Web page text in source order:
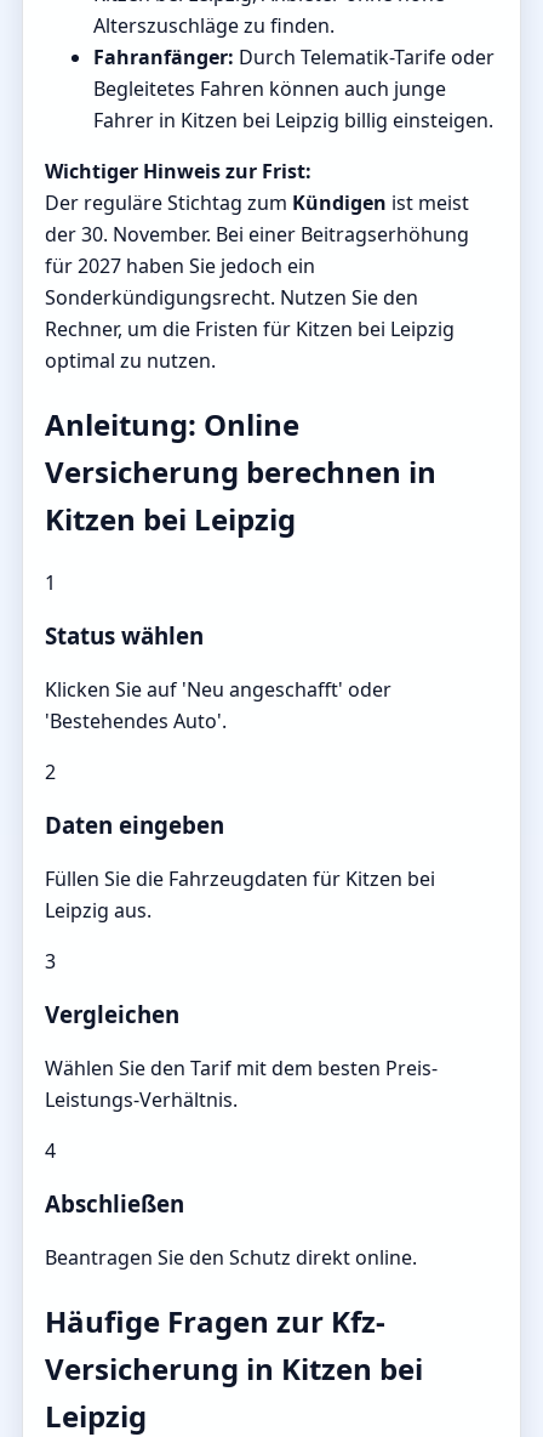
Alterszuschläge zu finden.
Fahranfänger: Durch Telematik-Tarife oder
Begleitetes Fahren können auch junge
Fahrer in Kitzen bei Leipzig billig einsteigen.
Wichtiger Hinweis zur Frist:
Der reguläre Stichtag zum Kündigen ist meist
der 30. November. Bei einer Beitragserhöhung
für 2027 haben Sie jedoch ein
Sonderkündigungsrecht. Nutzen Sie den
Rechner, um die Fristen für Kitzen bei Leipzig
optimal zu nutzen.
Anleitung: Online
Versicherung berechnen in
Kitzen bei Leipzig
1
Status wählen
Klicken Sie auf 'Neu angeschafft' oder
'Bestehendes Auto'.
2
Daten eingeben
Füllen Sie die Fahrzeugdaten für Kitzen bei
Leipzig aus.
3
Vergleichen
Wählen Sie den Tarif mit dem besten Preis-
Leistungs-Verhältnis.
4
Abschließen
Beantragen Sie den Schutz direkt online.
Häufige Fragen zur Kfz-
Versicherung in Kitzen bei
Leipzig